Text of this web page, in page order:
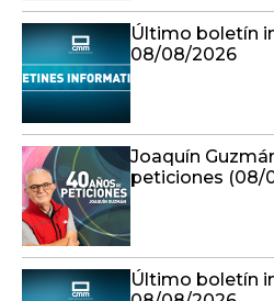
Último boletín
08/08/2026
Joaquín
peticiones (08/
Último boletín